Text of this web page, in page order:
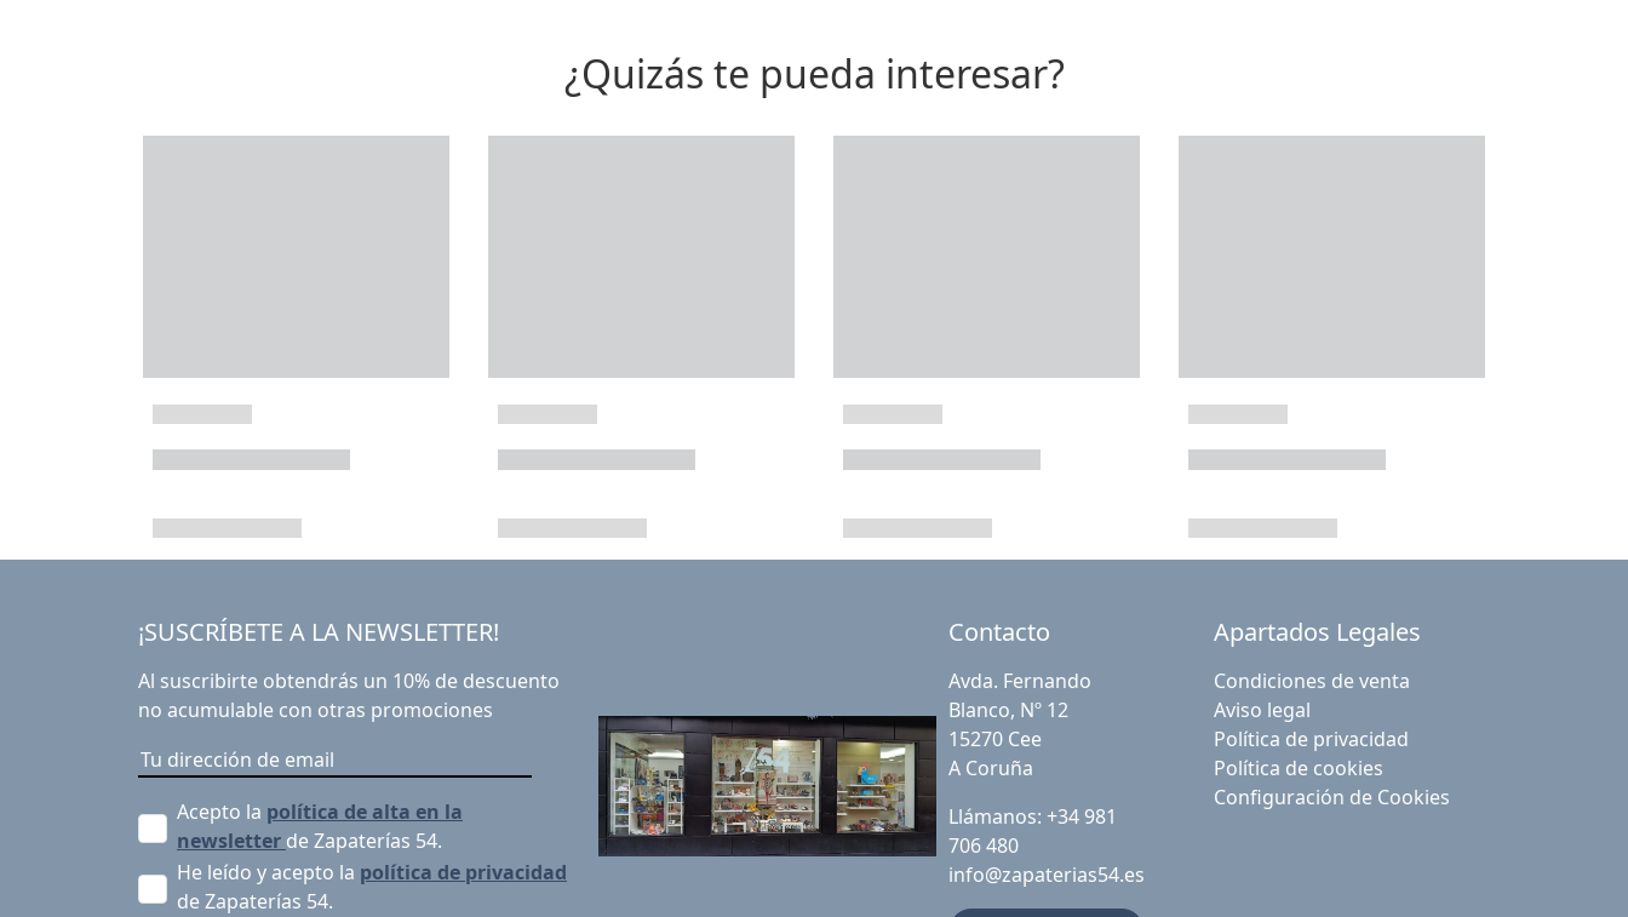
¿Quizás te pueda interesar?
¡SUSCRÍBETE A LA NEWSLETTER!
Al suscribirte obtendrás un 10% de descuento
no acumulable con otras promociones
Acepto la política de alta en la
newsletter de Zapaterías 54.
He leído y acepto la política de privacidad
de Zapaterías 54.
Contacto
Avda. Fernando
Blanco, Nº 12
15270 Cee
A Coruña
Llámanos: +34 981
706 480
info@zapaterias54.es
Apartados Legales
Condiciones de venta
Aviso legal
Política de privacidad
Política de cookies
Configuración de Cookies